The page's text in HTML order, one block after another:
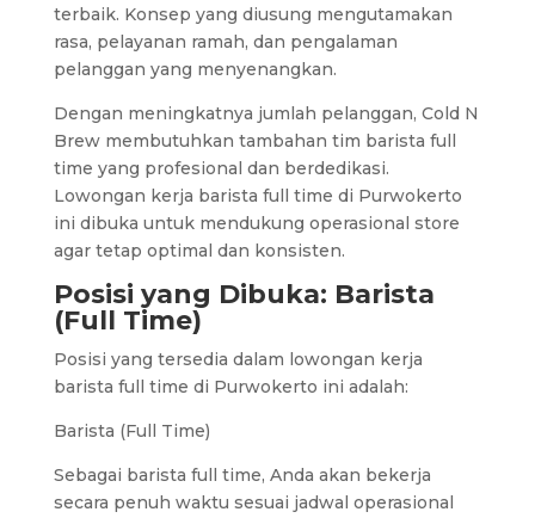
terbaik. Konsep yang diusung mengutamakan
rasa, pelayanan ramah, dan pengalaman
pelanggan yang menyenangkan.
Dengan meningkatnya jumlah pelanggan, Cold N
Brew membutuhkan tambahan tim barista full
time yang profesional dan berdedikasi.
Lowongan kerja barista full time di Purwokerto
ini dibuka untuk mendukung operasional store
agar tetap optimal dan konsisten.
Posisi yang Dibuka: Barista
(Full Time)
Posisi yang tersedia dalam lowongan kerja
barista full time di Purwokerto ini adalah:
Barista (Full Time)
Sebagai barista full time, Anda akan bekerja
secara penuh waktu sesuai jadwal operasional